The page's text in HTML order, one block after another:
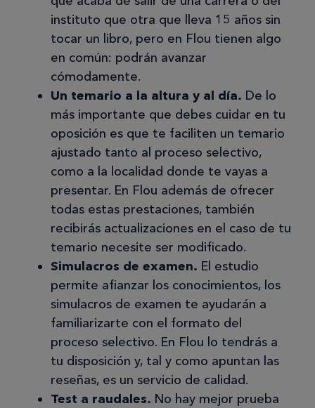
penitenciarias. Me gusta que estamos
practicando bastante la parte de los
test, que a mi entender es la más
complicada al tratarse de 120
preguntas con varias respuestas. La
tutora es bastante atenta, lo único
que desearía haber empezado
también la parte de los supuestos
prácticos para llevar todo al mismo
tiempo, ya que tengo miedo no de
tiempo de ir con todo mirado a mi
convocatoria.
AR
Ana Rosa
12/09/2025
no muy contenta
Pues estoy descontenta con esta
instituto que otra que lleva 15 años sin
tocar un libro, pero en Flou tienen algo
en común: podrán avanzar
cómodamente.
Un temario a la altura y al día. De lo
más importante que debes cuidar en tu
oposición es que te faciliten un temario
ajustado tanto al proceso selectivo,
como a la localidad donde te vayas a
presentar. En Flou además de ofrecer
todas estas prestaciones, también
recibirás actualizaciones en el caso de tu
temario necesite ser modificado.
Simulacros de examen. El estudio
permite afianzar los conocimientos, los
simulacros de examen te ayudarán a
familiarizarte con el formato del
proceso selectivo. En Flou lo tendrás a
tu disposición y, tal y como apuntan las
reseñas, es un servicio de calidad.
Test a raudales. No hay mejor prueba